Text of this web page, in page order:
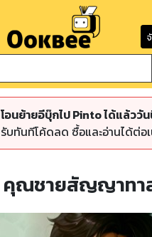
โอนย้ายอีบุ๊กไป Pinto ได้แล้ววั
รับทันทีโค้ดลด ซื้อและอ่านได้ต่อ
คุณชายสัญญาทา